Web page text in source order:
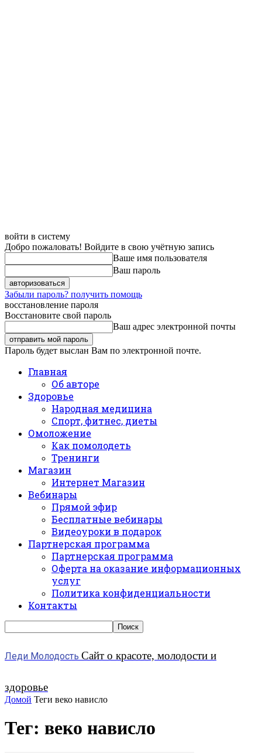
войти в систему
Добро пожаловать! Войдите в свою учётную запись
Ваше имя пользователя
Ваш пароль
Забыли пароль? получить помощь
восстановление пароля
Восстановите свой пароль
Ваш адрес электронной почты
Пароль будет выслан Вам по электронной почте.
Главная
Об авторе
Здоровье
Народная медицина
Спорт, фитнес, диеты
Омоложение
Как помолодеть
Тренинги
Магазин
Интернет Магазин
Вебинары
Прямой эфир
Бесплатные вебинары
Видеоуроки в подарок
Партнерская программа
Партнерская программа
Оферта на оказание информационных
услуг
Политика конфиденциальности
Контакты
Леди Молодость Сайт о красоте, молодости и
здоровье
Домой Теги веко нависло
Тег: веко нависло